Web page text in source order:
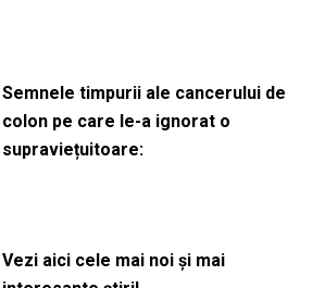
Semnele timpurii ale cancerului de
colon pe care le-a ignorat o
supraviețuitoare:
Vezi aici cele mai noi și mai